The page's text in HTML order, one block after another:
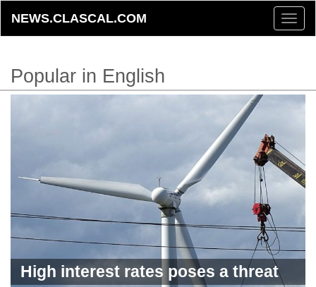
Toggle
NEWS.CLASCAL.COM
Popular in English
High interest rates poses a threat